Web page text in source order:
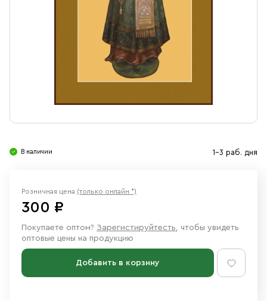
В наличии 1-3 раб. дня
Розничная цена (только онлайн *)
300 ₽
Покупаете оптом? Зарегистируйтесть, чтобы увидеть
оптовые цены на продукцию
Добавить в корзину